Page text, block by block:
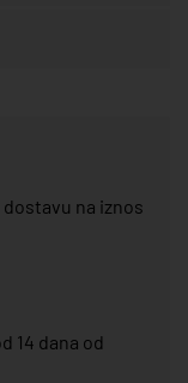
na iznos
14 dana od